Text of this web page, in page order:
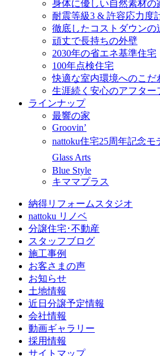
身体に優しい自然素材の
耐震等級3 & 許容応力度
徹底したコストダウンの
頑丈で長持ちの外壁
2030年の省エネ基準住宅
100年点検住宅
快適な室内環境へのこだ
生涯続く安心のアフター
ラインナップ
最響の家
Groovin’
nattoku住宅25周年記念モ
Glass Arts
Blue Style
キママプラス
納得リフォームスタジオ
nattoku リノベ
分譲住宅･不動産
スタッフブログ
施工事例
お客さまの声
お知らせ
土地情報
近日分譲予定情報
会社情報
動画ギャラリー
採用情報
サイトマップ